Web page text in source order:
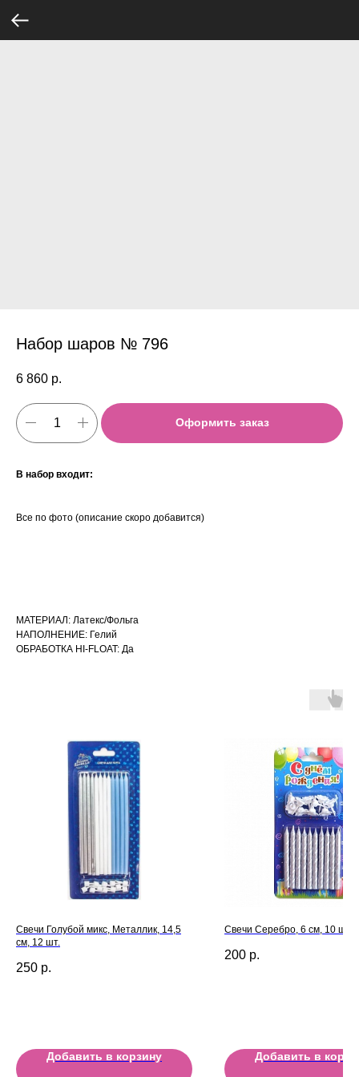
Набор шаров № 796
6 860 р.
Оформить заказ
В набор входит:
Все по фото (описание скоро добавится)
МАТЕРИАЛ: Латекс/Фольга
НАПОЛНЕНИЕ: Гелий
ОБРАБОТКА HI-FLOAT: Да
Свечи Голубой микс, Металлик, 14,5
см, 12 шт.
250 р.
Добавить в корзину
Свечи Серебро, 6 см, 10 шт.
200 р.
Добавить в